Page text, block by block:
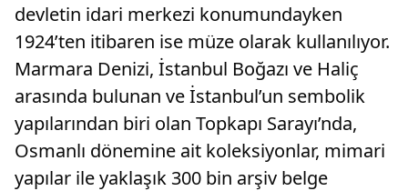
devletin idari merkezi konumundayken
1924’ten itibaren ise müze olarak kullanılıyor.
Marmara Denizi, İstanbul Boğazı ve Haliç
arasında bulunan ve İstanbul’un sembolik
yapılarından biri olan Topkapı Sarayı’nda,
Osmanlı dönemine ait koleksiyonlar, mimari
yapılar ile yaklaşık 300 bin arşiv belge